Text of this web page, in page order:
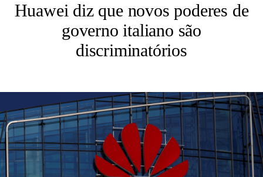
Huawei diz que novos poderes de
governo italiano são
discriminatórios